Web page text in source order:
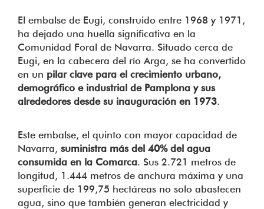
El embalse de Eugi, construido entre 1968 y 1971,
ha dejado una huella significativa en la
Comunidad Foral de Navarra. Situado cerca de
Eugi, en la cabecera del río Arga, se ha convertido
en un pilar clave para el crecimiento urbano,
demográfico e industrial de Pamplona y sus
alrededores desde su inauguración en 1973.
Este embalse, el quinto con mayor capacidad de
Navarra, suministra más del 40% del agua
consumida en la Comarca. Sus 2.721 metros de
longitud, 1.444 metros de anchura máxima y una
superficie de 199,75 hectáreas no solo abastecen
agua, sino que también generan electricidad y